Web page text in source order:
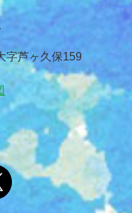
字芦ヶ久保159